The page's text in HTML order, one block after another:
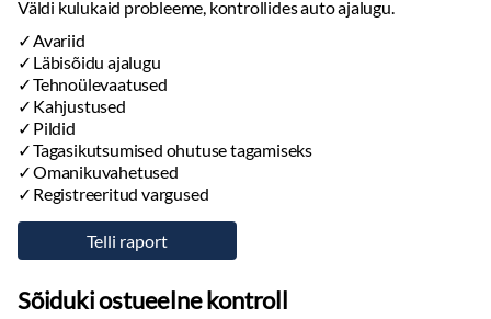
Väldi kulukaid probleeme, kontrollides auto ajalugu.
Avariid
Läbisõidu ajalugu
Tehnoülevaatused
Kahjustused
Pildid
Tagasikutsumised ohutuse tagamiseks
Omanikuvahetused
Registreeritud vargused
Sõiduki ostueelne kontroll